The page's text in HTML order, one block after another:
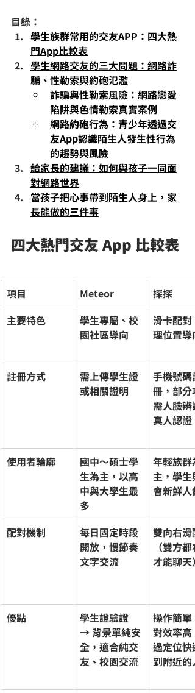
目錄：
學生族群常用的交友APP：四大熱
門App比較表
學生網路交友的三大問題：網路詐
騙、性勒索與約砲氾濫
詐騙與性勒索風險：網路戀愛
陷阱與色情勒索真實案例
網路約砲行為：青少年透過交
友App認識陌生人發生性行為
的趨勢與風險
給家長的建議：如何與孩子一同面
對網路世界
當孩子把心事帶到陌生人身上，家
長能做的三件事
四大熱門交友 App 比較表
項目 Meteor
探探
主要特色
學生專屬、校
園社區導向
滑卡配對
理位置導向
註冊方式
需上傳學生證
或相關證明
手機號碼註
冊，部分
需人臉辨
真人認證
使用者輪廓
國中～碩士學
生為主，以高
中與大學生最
多
年輕族群為
主，學生
會新鮮人
配對機制
每日固定時段
開放，慢節奏
文字交流
雙向右滑
（雙方都
才能聊天）
優點
學生證驗證
→ 背景單純安
全，適合純交
友、校園交流
操作簡單
對效率高
過定位快
到附近的人